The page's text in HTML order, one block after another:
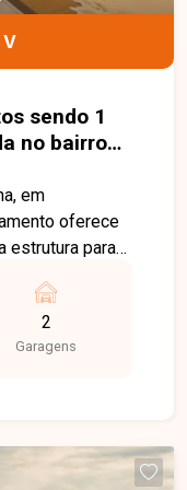
sendo 1
no bairro
MG
em
oferece
estrutura para
da cidade,
serviços e
Com
suíte com box,
com
2
Garagens